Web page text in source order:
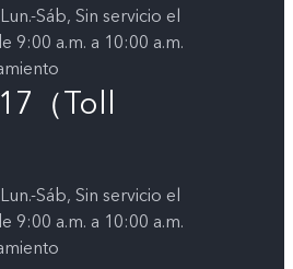
Sáb, Sin servicio el
9:00 a.m. a 10:00 a.m.
（Toll
Sáb, Sin servicio el
9:00 a.m. a 10:00 a.m.